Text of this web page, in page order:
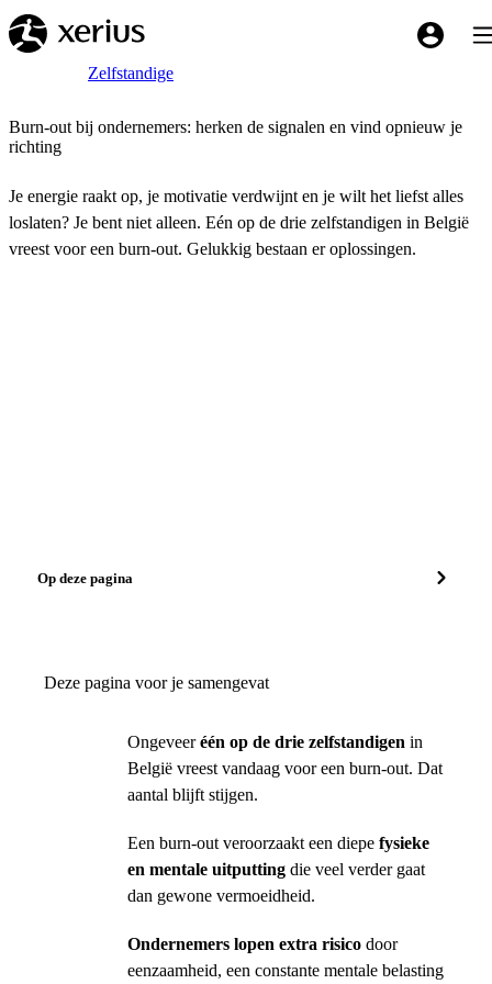
Overslaan naar de hoofdinhoud
My
Breadcrumb
HomeZelfstandige
Burn-out bij ondernemers: herken de signalen en vind opnieuw je
richting
Je energie raakt op, je motivatie verdwijnt en je wilt het liefst alles
loslaten? Je bent niet alleen. Eén op de drie zelfstandigen in België
vreest voor een burn-out. Gelukkig bestaan er oplossingen.
Op deze pagina
Deze pagina voor je samengevat
Ongeveeréén op de drie zelfstandigen in
België vreest vandaag voor een burn-out. Dat
aantal blijft stijgen.
Een burn-out veroorzaakt een diepe fysieke
en mentale uitputting die veel verder gaat
dan gewone vermoeidheid.
Ondernemers lopen extra risico door
eenzaamheid, een constante mentale belasting